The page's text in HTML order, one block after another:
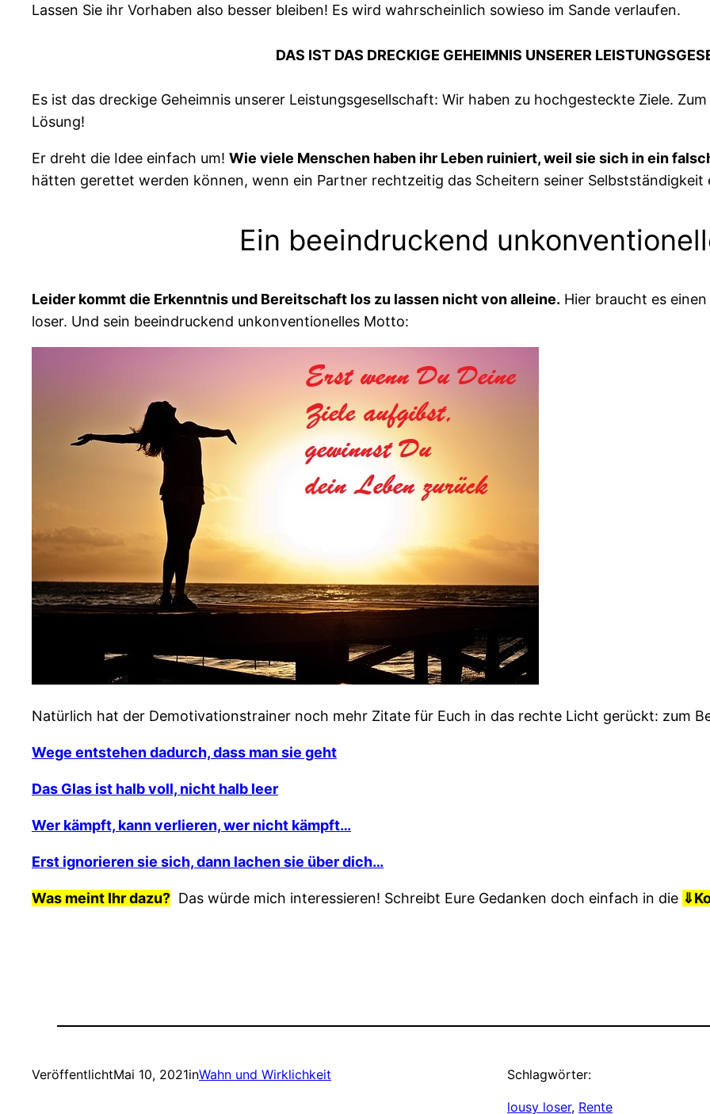
Lassen Sie ihr Vorhaben also besser bleiben! Es wird wahrscheinlich sowieso im Sande verlaufen.
DAS IST DAS DRECKIGE GEHEIMNIS UNSERER
Es ist das dreckige Geheimnis unserer Leistungsgesellschaft: Wir haben zu hochgesteckte Ziele.
Lösung!
Er dreht die Idee einfach um! Wie viele Menschen haben ihr Leben ruiniert, weil sie sich in ein
hätten gerettet werden können, wenn ein Partner rechtzeitig das Scheitern seiner Selbstständigkeit
Ein beeindruckend
Leider kommt die Erkenntnis und Bereitschaft los zu lassen nicht von alleine. Hier braucht es
loser. Und sein beeindruckend unkonventionelles Motto:
Natürlich hat der Demotivationstrainer noch mehr Zitate für Euch in das rechte Licht gerückt: zum
Wege entstehen dadurch, dass man sie geht
Das Glas ist halb voll, nicht halb leer
Wer kämpft, kann verlieren, wer nicht kämpft…
Erst ignorieren sie sich, dann lachen sie über dich…
Was meint Ihr dazu? Das würde mich interessieren! Schreibt Eure Gedanken doch einfach in die ⇓
VeröffentlichtMai 10, 2021inWahn und Wirklichkeit Schlagwörter:
lousy loser, Rente